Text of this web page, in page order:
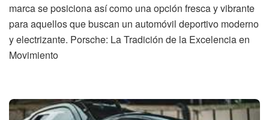
marca se posiciona así como una opción fresca y vibrante
para aquellos que buscan un automóvil deportivo moderno
y electrizante. Porsche: La Tradición de la Excelencia en
Movimiento